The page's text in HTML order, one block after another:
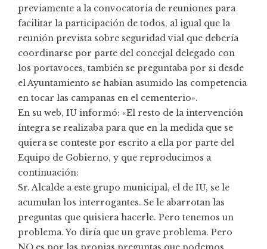
previamente a la convocatoria de reuniones para
facilitar la participación de todos, al igual que la
reunión prevista sobre seguridad vial que debería
coordinarse por parte del concejal delegado con
los portavoces, también se preguntaba por si desde
el Ayuntamiento se habían asumido las competencia
en tocar las campanas en el cementerio».
En su web, IU informó: «El resto de la intervención
íntegra se realizaba para que en la medida que se
quiera se conteste por escrito a ella por parte del
Equipo de Gobierno, y que reproducimos a
continuación:
Sr. Alcalde a este grupo municipal, el de IU, se le
acumulan los interrogantes. Se le abarrotan las
preguntas que quisiera hacerle. Pero tenemos un
problema. Yo diría que un grave problema. Pero